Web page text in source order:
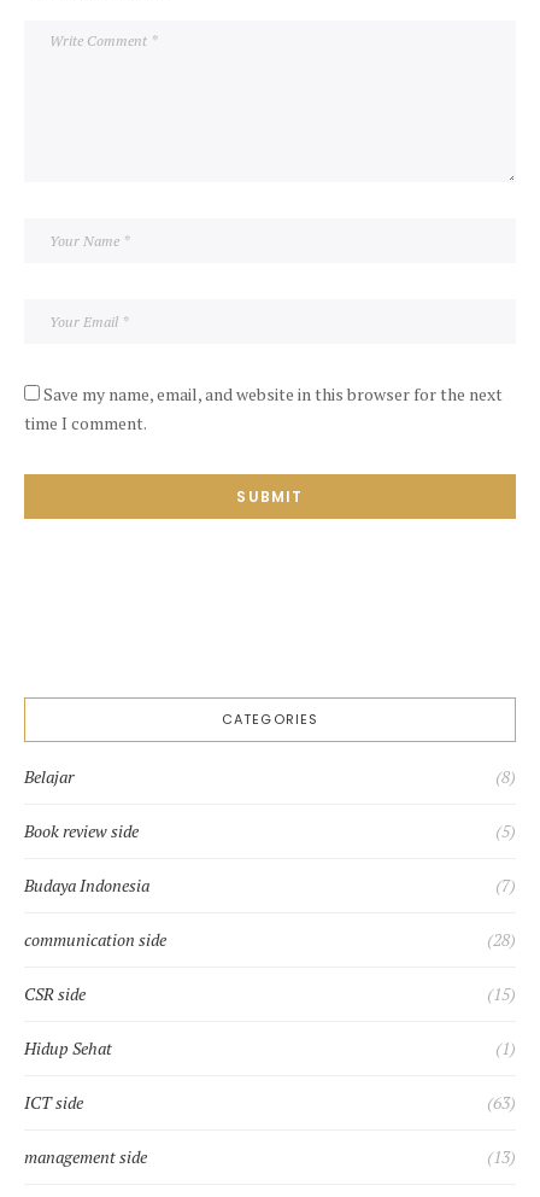
Save my name, email, and website in this browser for the next
time I comment.
SUBMIT
CATEGORIES
Belajar (8)
Book review side (5)
Budaya Indonesia (7)
communication side (28)
CSR side (15)
Hidup Sehat (1)
ICT side (63)
management side (13)